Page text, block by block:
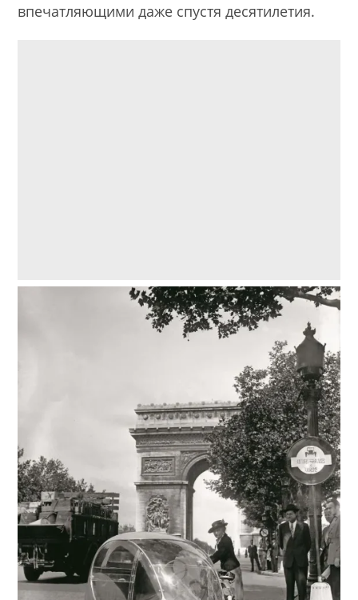
впечатляющими даже спустя десятилетия.